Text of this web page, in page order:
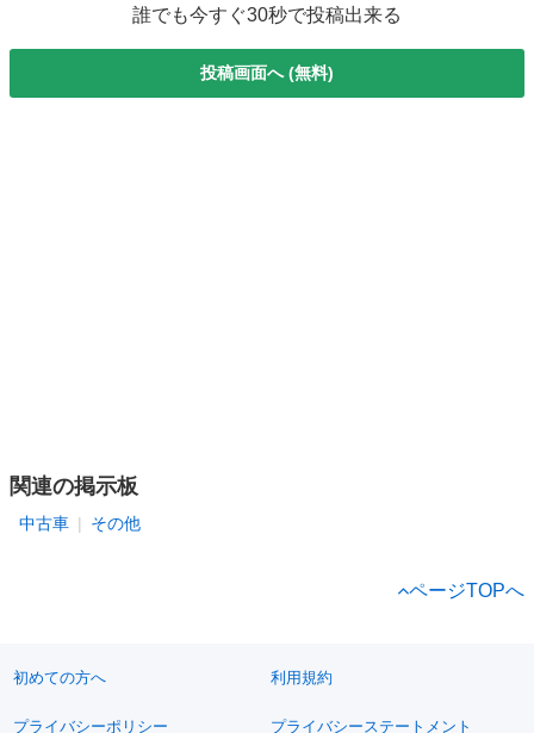
誰でも今すぐ30秒で投稿出来る
投稿画面へ (無料)
関連の掲示板
中古車 その他
ページTOPへ
初めての方へ 利用規約
プライバシーポリシー プライバシーステートメント